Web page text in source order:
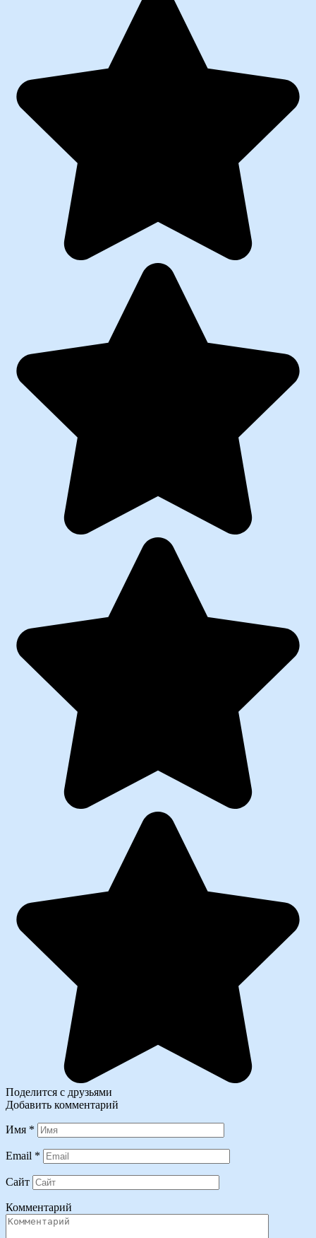
Поделится с друзьями
Добавить комментарий
Имя *
Email *
Сайт
Комментарий